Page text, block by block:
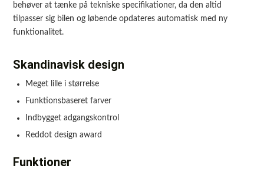
behøver at tænke på tekniske specifikationer, da den altid
tilpasser sig bilen og løbende opdateres automatisk med ny
funktionalitet.
Skandinavisk design
Meget lille i størrelse
Funktionsbaseret farver
Indbygget adgangskontrol
Reddot design award
Funktioner